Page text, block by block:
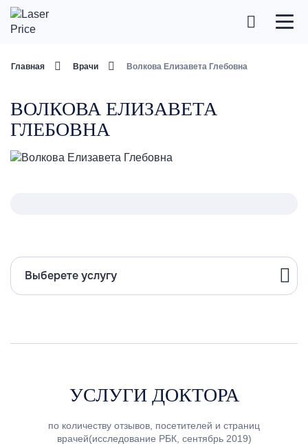
Главная Врачи Волкова Елизавета Глебовна
ВОЛКОВА ЕЛИЗАВЕТА
ГЛЕБОВНА
Выберете услугу
УСЛУГИ ДОКТОРА
по количеству отзывов, посетителей и страниц
врачей(исследование РБК, сентябрь 2019)